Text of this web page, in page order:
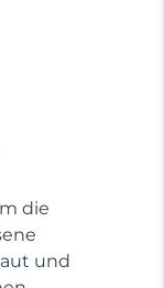
die
und